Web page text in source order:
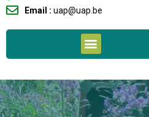
Email : uap@uap.be